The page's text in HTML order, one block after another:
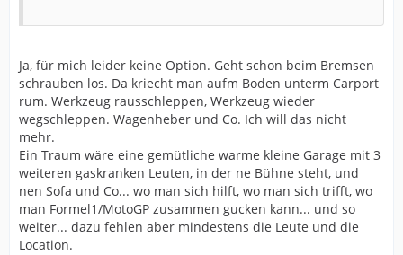
Ja, für mich leider keine Option. Geht schon beim Bremsen
schrauben los. Da kriecht man aufm Boden unterm Carport
rum. Werkzeug rausschleppen, Werkzeug wieder
wegschleppen. Wagenheber und Co. Ich will das nicht
mehr.
Ein Traum wäre eine gemütliche warme kleine Garage mit 3
weiteren gaskranken Leuten, in der ne Bühne steht, und
nen Sofa und Co... wo man sich hilft, wo man sich trifft, wo
man Formel1/MotoGP zusammen gucken kann... und so
weiter... dazu fehlen aber mindestens die Leute und die
Location.